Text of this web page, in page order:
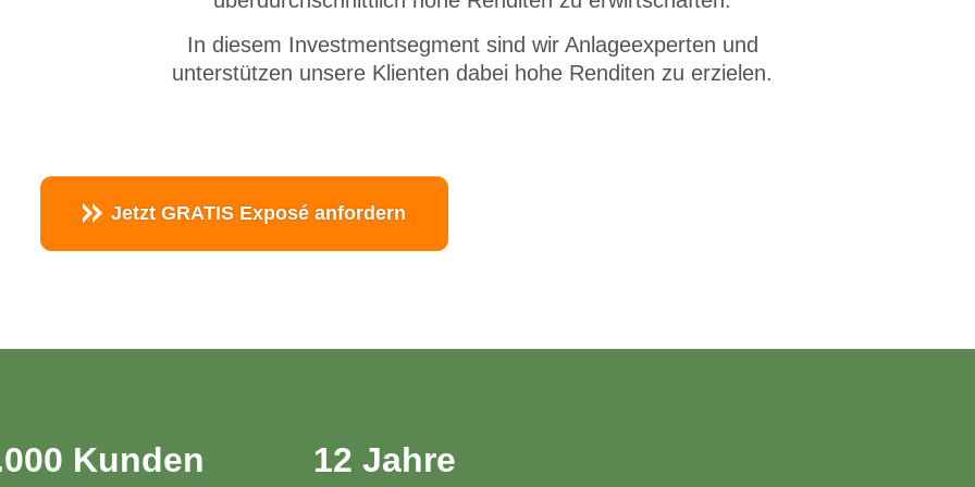
In diesem Investmentsegment sind wir Anlageexperten und
unterstützen unsere Klienten dabei hohe Renditen zu erzielen.
Jetzt GRATIS Exposé anfordern
Kunden 12 Jahre